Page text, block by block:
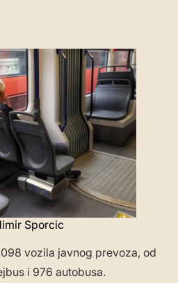
Sporcic
vozila javnog prevoza, od
i 976 autobusa.